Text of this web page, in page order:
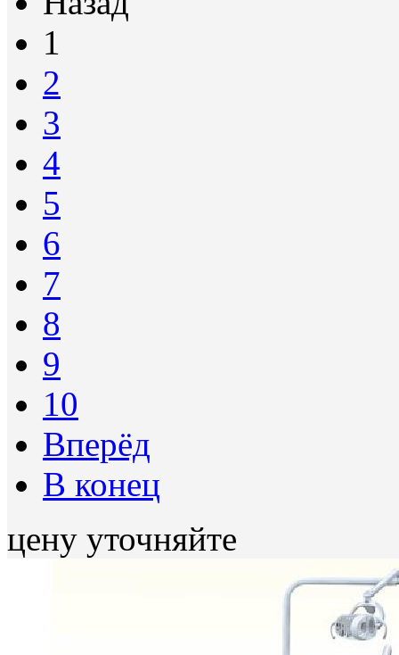
1
2
3
4
5
6
7
8
9
10
Вперёд
В конец
цену уточняйте